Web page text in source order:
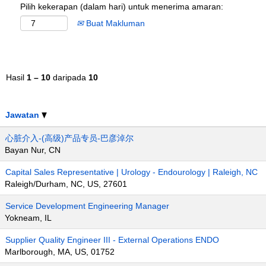
Pilih kekerapan (dalam hari) untuk menerima amaran:
Buat Makluman
Hasil 1 – 10 daripada 10
Jawatan
心脏介入-(高级)产品专员-巴彦淖尔
Bayan Nur, CN
Capital Sales Representative | Urology - Endourology | Raleigh, NC
Raleigh/Durham, NC, US, 27601
Service Development Engineering Manager
Yokneam, IL
Supplier Quality Engineer III - External Operations ENDO
Marlborough, MA, US, 01752